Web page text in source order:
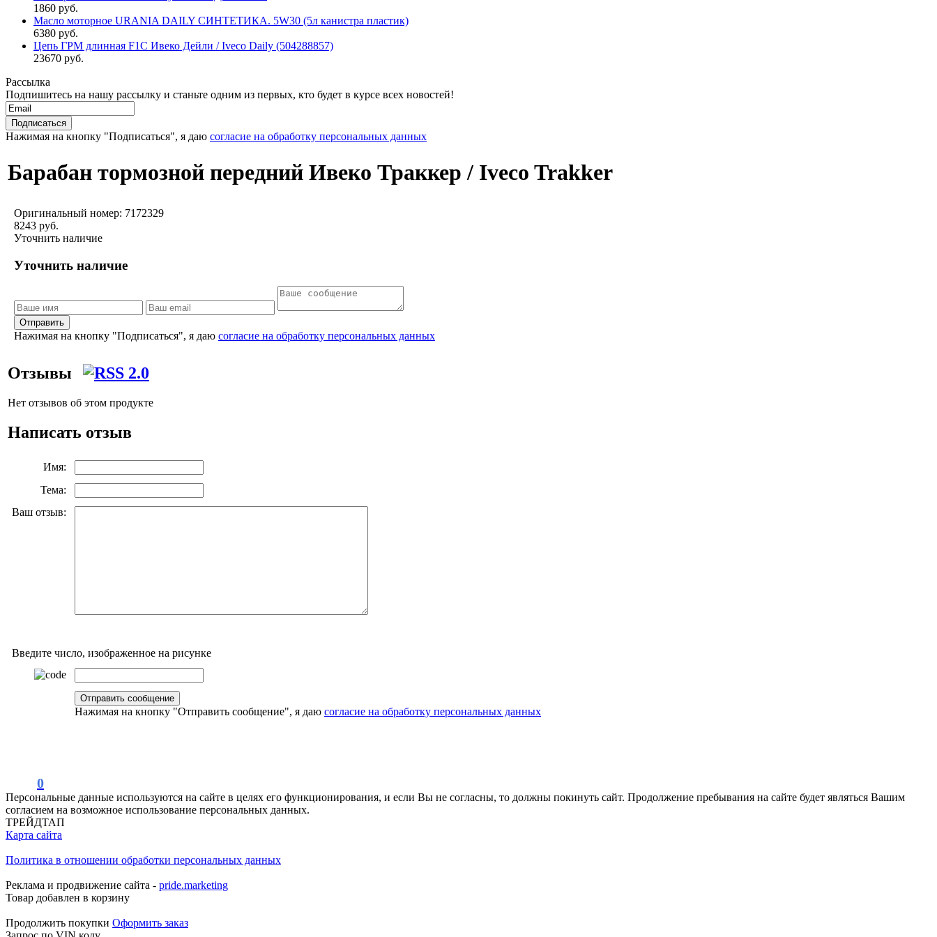
1860 руб.
Масло моторное URANIA DAILY СИНТЕТИКА. 5W30 (5л канистра пластик)
6380 руб.
Цепь ГРМ длинная F1C Ивеко Дейли / Iveco Daily (504288857)
23670 руб.
Рассылка
Подпишитесь на нашу рассылку и станьте одним из первых, кто будет в курсе всех новостей!
Нажимая на кнопку "Подписаться", я даю согласие на обработку персональных данных
Барабан тормозной передний Ивеко Траккер / Iveco Trakker
Оригинальный номер: 7172329
8243 руб.
Уточнить наличие
Уточнить наличие
Отправить
Нажимая на кнопку "Подписаться", я даю согласие на обработку персональных данных
Отзывы
Нет отзывов об этом продукте
Написать отзыв
Имя:
Тема:
Ваш отзыв:
Введите число, изображенное на рисунке
Нажимая на кнопку "Отправить сообщение", я даю согласие на обработку персональных данных
0
Персональные данные используются на сайте в целях его функционирования, и если Вы не согласны, то должны покинуть сайт. Продолжение пребывания на сайте будет являться Вашим
согласием на возможное использование персональных данных.
ТРЕЙДТАП
Карта сайта
Политика в отношении обработки персональных данных
Реклама и продвижение сайта - pride.marketing
Товар добавлен в корзину
Продолжить покупки Оформить заказ